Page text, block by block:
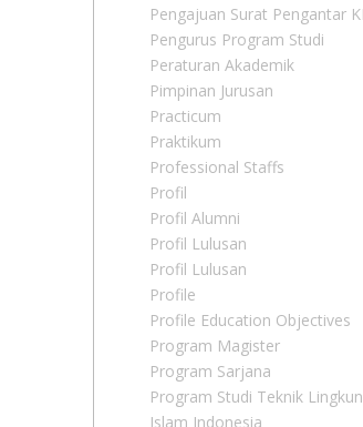
Pengajuan Surat Pengantar
Pengurus Program Studi
Peraturan Akademik
Pimpinan Jurusan
Practicum
Praktikum
Professional Staffs
Profil
Profil Alumni
Profil Lulusan
Profil Lulusan
Profile
Profile Education Objectives
Program Magister
Program Sarjana
Program Studi Teknik
Islam Indonesia